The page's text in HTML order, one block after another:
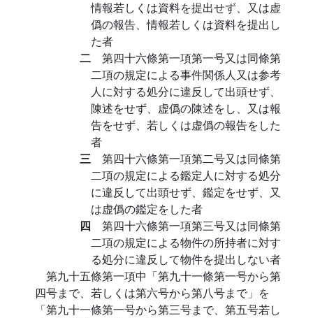
情報若しくは資料を提出せず、又は虚
僞の報告、情報若しくは資料を提出し
た者
二 第四十六條第一項第一号又は同條第
二項の規定による事件関係人又は参考
人に対する処分に違反して出頭せず、
陳述をせず、虚僞の陳述をし、又は報
告をせず、若しくは虚僞の報告をした
者
三 第四十六條第一項第二号又は同條第
二項の規定による鑑定人に対する処分
に違反して出頭せず、鑑定をせず、又
は虚僞の鑑定をした者
四 第四十六條第一項第三号又は同條第
二項の規定による物件の所持者に対す
る処分に違反して物件を提出しない者
第九十五條第一項中「第九十一條第一号から第
四号まで、若しくは第六号から第八号まで」を
「第九十一條第一号から第三号まで、第五号若し